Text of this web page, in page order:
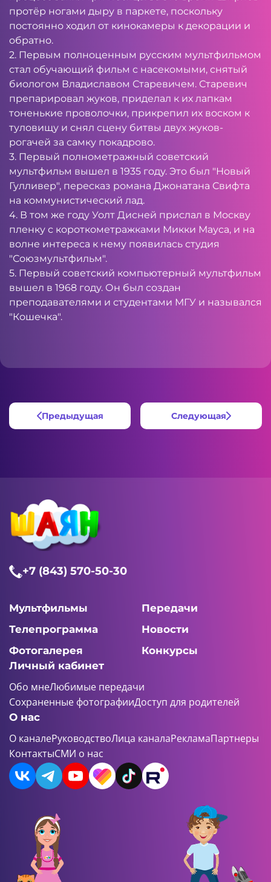
протёр ногами дыру в паркете, поскольку
постоянно ходил от кинокамеры к декорации и
обратно.
2. Первым полноценным русским мультфильмом
стал обучающий фильм с насекомыми, снятый
биологом Владиславом Старевичем. Старевич
препарировал жуков, приделал к их лапкам
тоненькие проволочки, прикрепил их воском к
туловищу и снял сцену битвы двух жуков-
рогачей за самку покадрово.
3. Первый полнометражный советский
мультфильм вышел в 1935 году. Это был "Новый
Гулливер", пересказ романа Джонатана Свифта
на коммунистический лад.
4. В том же году Уолт Дисней прислал в Москву
пленку с короткометражками Микки Мауса, и на
волне интереса к нему появилась студия
"Союзмультфильм".
5. Первый советский компьютерный мультфильм
вышел в 1968 году. Он был создан
преподавателями и студентами МГУ и назывался
"Кошечка".
Предыдущая Следующая
+7 (843) 570-50-30
Мультфильмы
Передачи
Телепрограмма
Новости
Фотогалерея
Конкурсы
Личный кабинет
Обо мнеЛюбимые передачи
Сохраненные фотографииДоступ для родителей
О нас
О каналеРуководствоЛица каналаРекламаПартнеры
КонтактыСМИ о нас